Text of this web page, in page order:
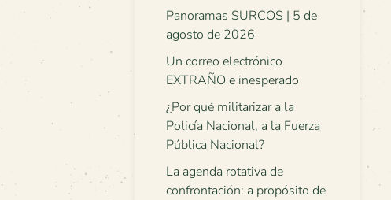
Panoramas SURCOS | 5 de
agosto de 2026
Un correo electrónico
EXTRAÑO e inesperado
¿Por qué militarizar a la
Policía Nacional, a la Fuerza
Pública Nacional?
La agenda rotativa de
confrontación: a propósito de